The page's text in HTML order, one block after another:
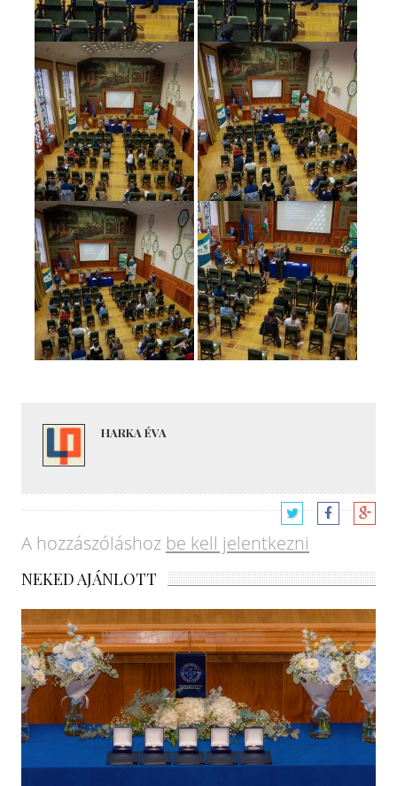
HARKA ÉVA
A hozzászóláshoz be kell jelentkezni
NEKED AJÁNLOTT